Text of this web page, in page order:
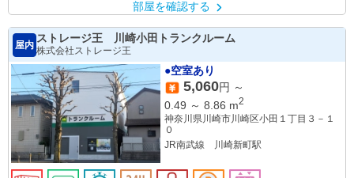
部屋を確認する
屋内
ストレージ王 川崎小田トランクルーム
株式会社ストレージ王
●空室あり
5,060円 ～
0.49 ～ 8.86 m2
神奈川県川崎市川崎区小田１丁目３－１
０
JR南武線 川崎新町駅